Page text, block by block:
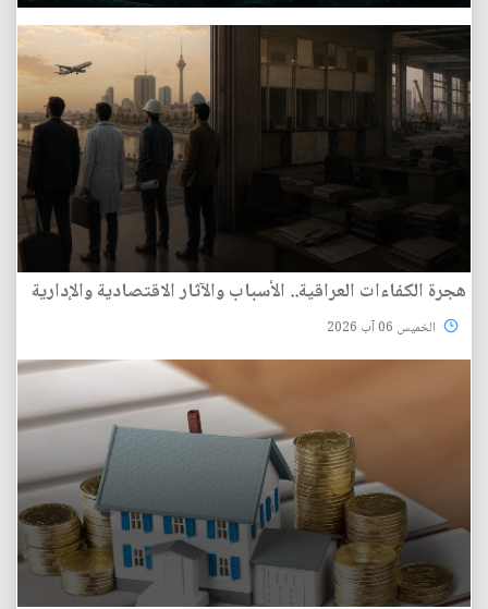
هجرة الكفاءات العراقية.. الأسباب والآثار الاقتصادية والإدارية
الخميس 06 آب 2026